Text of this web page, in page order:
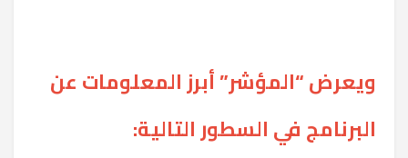
ويعرض “المؤشر” أبرز المعلومات عن
البرنامج في السطور التالية: